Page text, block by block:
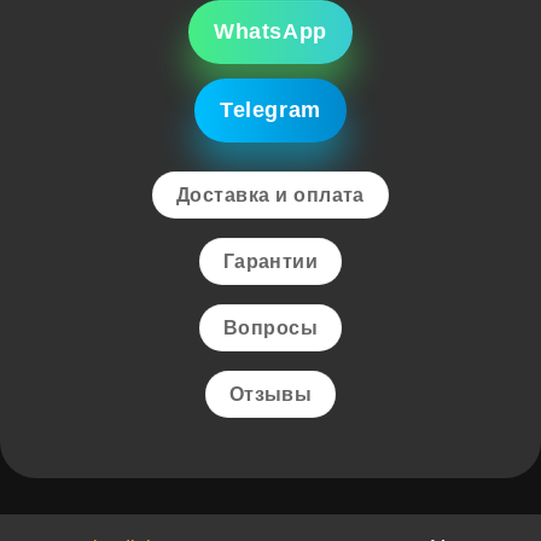
WhatsApp
Telegram
Доставка и оплата
Гарантии
Вопросы
Отзывы